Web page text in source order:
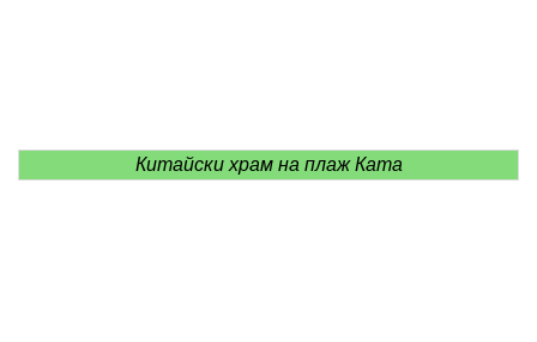
Китайски храм на плаж Ката